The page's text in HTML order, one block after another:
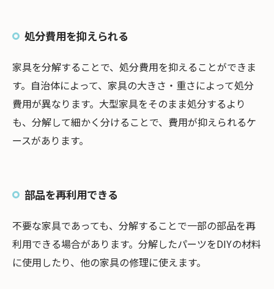
処分費用を抑えられる
家具を分解することで、処分費用を抑えることができま
す。自治体によって、家具の大きさ・重さによって処分
費用が異なります。大型家具をそのまま処分するより
も、分解して細かく分けることで、費用が抑えられるケ
ースがあります。
部品を再利用できる
不要な家具であっても、分解することで一部の部品を再
利用できる場合があります。分解したパーツをDIYの材料
に使用したり、他の家具の修理に使えます。